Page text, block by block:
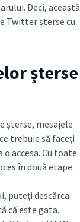
Deci, această
Twitter șterse cu
șterse
șterse, mesajele
trebuie să faceți
o accesa. Cu toate
în două etape.
puteți descărca
că este gata.